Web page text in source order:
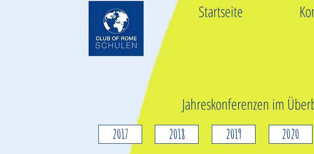
Startseite
Jahreskonferenzen im
2017 2018 2019 2020